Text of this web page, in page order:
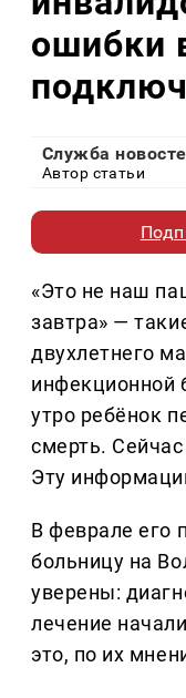
ошибки
Служба
Автор статьи
«Это не наш
завтра» —
двухлетнего
инфекционной
утро ребёнок
смерть.
Эту
В феврале его
больницу на
уверены:
лечение
это, по их